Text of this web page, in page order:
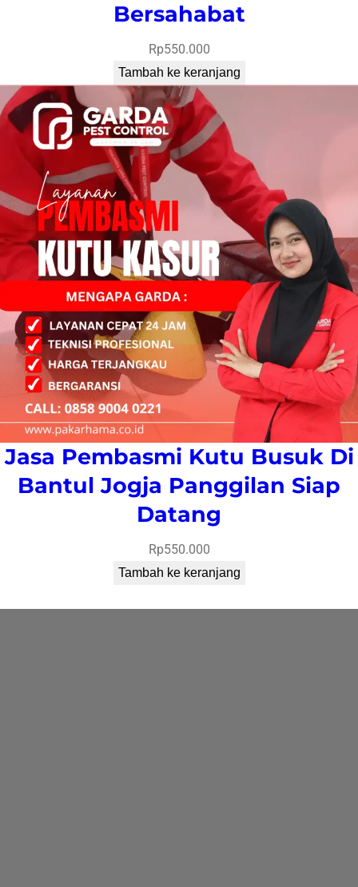
Bersahabat
Rp550.000
Tambah ke keranjang
Jasa Pembasmi Kutu Busuk Di
Bantul Jogja Panggilan Siap
Datang
Rp550.000
Tambah ke keranjang